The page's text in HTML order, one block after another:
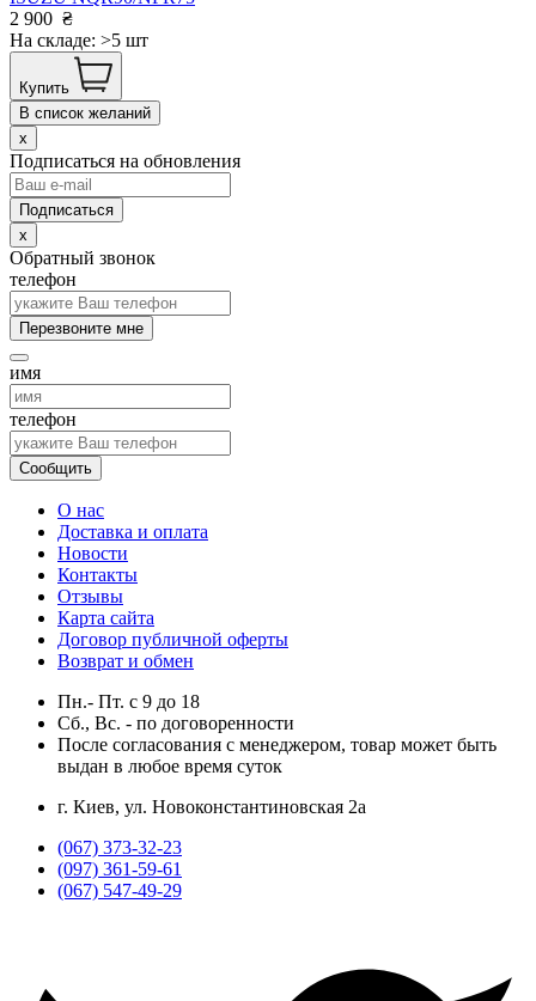
2 900 ₴
На складе: >5 шт
Купить
В список желаний
x
Подписаться на обновления
x
Обратный звонок
телефон
Перезвоните мне
имя
телефон
Сообщить
О нас
Доставка и оплата
Новости
Контакты
Отзывы
Карта сайта
Договор публичной оферты
Возврат и обмен
Пн.- Пт. с 9 до 18
Сб., Вс. - по договоренности
После согласования с менеджером, товар может быть
выдан в любое время суток
г. Киев, ул. Новоконстантиновская 2а
(067) 373-32-23
(097) 361-59-61
(067) 547-49-29